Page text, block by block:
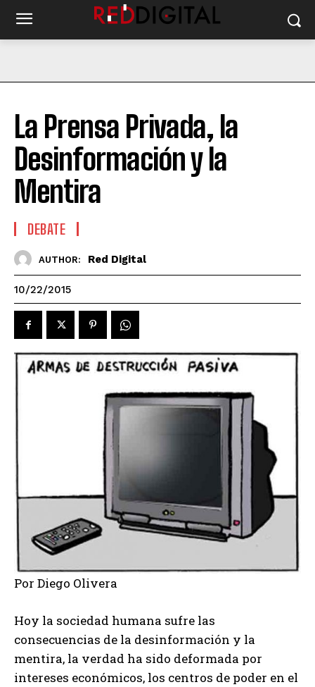
La Prensa Privada, la
Desinformación y la
Mentira
DEBATE
AUTHOR: Red Digital
10/22/2015
Por Diego Olivera
Hoy la sociedad humana sufre las
consecuencias de la desinformación y la
mentira, la verdad ha sido deformada por
intereses económicos, los centros de poder en el